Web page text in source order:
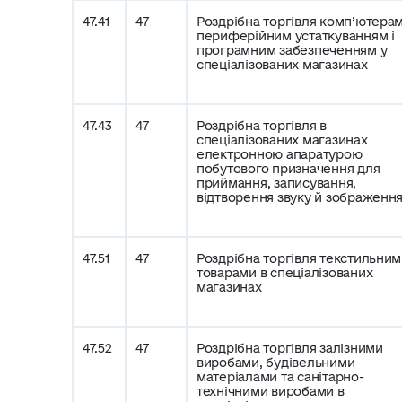
47.41 47
Роздрібна торгівля
периферійним устаткуванням і
програмним забезпеченням у
спеціалізованих магазинах
47.43 47
Роздрібна торгівля в
спеціалізованих магазинах
електронною апаратурою
побутового призначення для
приймання, записування,
відтворення звуку й зображення
47.51 47
Роздрібна торгівля
товарами в спеціалізованих
магазинах
47.52 47
Роздрібна торгівля залізними
виробами, будівельними
матеріалами та санітарно-
технічними виробами в